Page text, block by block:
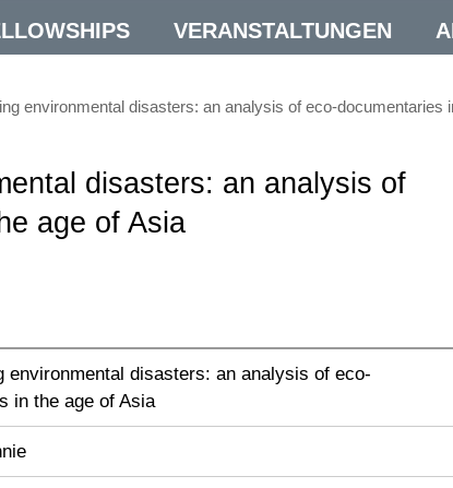
VERANSTALTUNGEN
environmental disasters: an analysis of eco-documentaries
disasters: an analysis of
age of Asia
environmental disasters: an analysis of eco-
in the age of Asia